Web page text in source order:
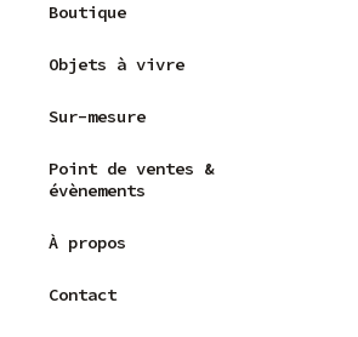
Céramique
Boutique
Porcelaine
Capsule
Pièces uniques
Objets à vivre
Sur-mesure
Point de ventes &
évènements
À propos
Contact